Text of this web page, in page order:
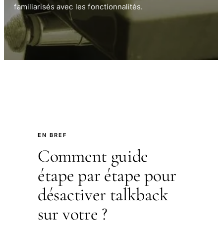
familiarisés avec les fonctionnalités.
EN BREF
Comment guide
étape par étape pour
désactiver talkback
sur votre ?